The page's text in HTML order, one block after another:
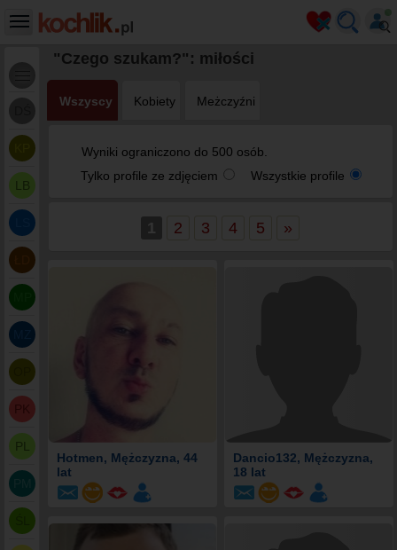
LB
PL
"Czego szukam?": miłości
Wszyscy Kobiety Meżczyźni
Wyniki ograniczono do 500 osób.
Tylko profile ze zdjęciem
Wszystkie profile
1 2 3 4 5 »
Hotmen, Mężczyzna, 44
lat
Dancio132, Mężczyzna,
18 lat